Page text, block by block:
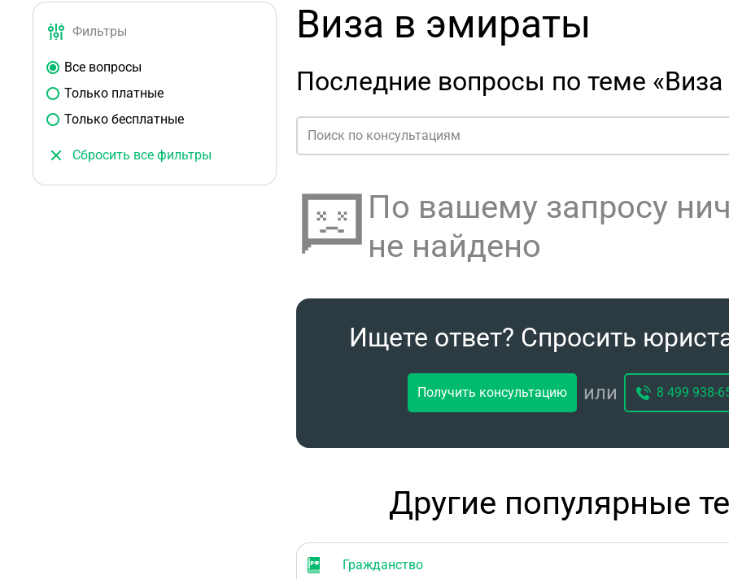
Фильтры
Все вопросы
Только платные
Только бесплатные
Сбросить все фильтры
Виза в эмираты
Последние вопросы по теме
По вашему запросу
не найдено
Ищете ответ? Спросить
Получить консультацию или 8 499 938-
Другие популярные
Гражданство